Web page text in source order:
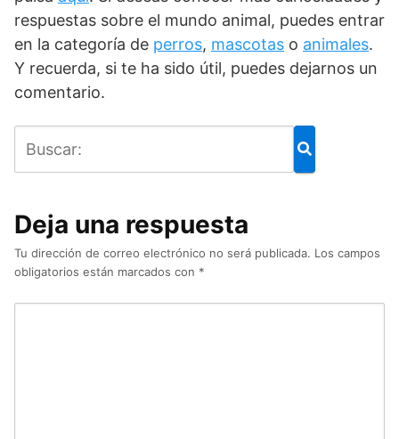
respuestas sobre el mundo animal, puedes entrar
en la categoría de perros, mascotas o animales.
Y recuerda, si te ha sido útil, puedes dejarnos un
comentario.
Deja una respuesta
Tu dirección de correo electrónico no será publicada. Los campos
obligatorios están marcados con *